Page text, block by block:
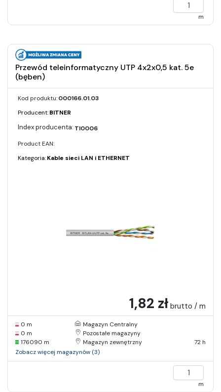
m
Przewód teleinformatyczny UTP 4x2x0,5 kat. 5e
(bęben)
Kod produktu:000166.01.03
Producent:BITNER
TI0006
Product EAN:
Kategoria:Kable sieci LAN i ETHERNET
1,82 zł brutto / m
0 m
Magazyn Centralny
0 m
Pozostałe magazyny
176090 m
Magazyn zewnętrzny
72 h
Zobacz więcej magazynów (3)
m